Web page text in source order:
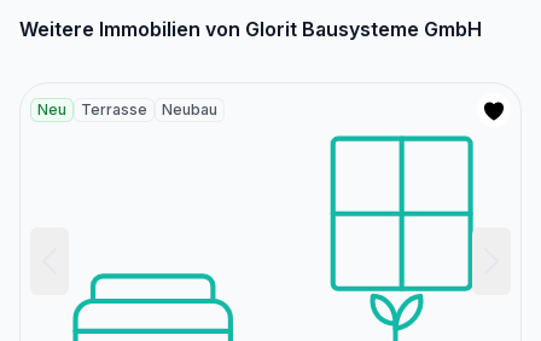
Weitere Immobilien von Glorit Bausysteme GmbH
Neu Terrasse Neubau